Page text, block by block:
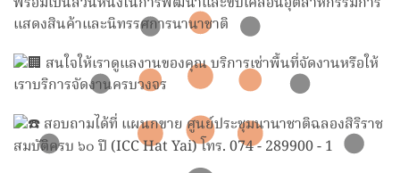
แสดงสินค้าและนิทรรศการนานาชาติ
สนใจให้เราดูแลงานของคุณ บริการเช่าพื้นที่จัดงานหรือให้
เราบริการจัดงานครบวงจร
สอบถามได้ที่ แผนกขาย ศูนย์ประชุมนานาชาติฉลองสิริราช
สมบัติครบ ๖๐ ปี (ICC Hat Yai) โทร. 074 - 289900 - 1